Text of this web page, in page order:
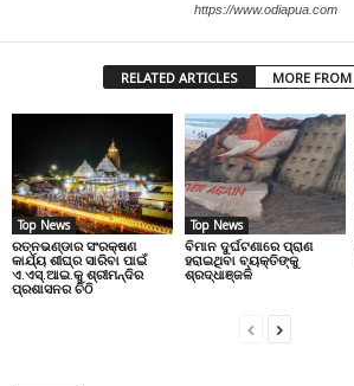
https://www.odiapua.com
RELATED ARTICLES MORE
Top News
ରତ୍ନଭଣ୍ଡାର ସଂରକ୍ଷଣ
କାର୍ଯ୍ୟ ଶୀଘ୍ର ସାରିବା ପାଇଁ
ଏ.ଏସ୍.ଆଇ.କୁ ଶ୍ରୀମନ୍ଦିର
ପ୍ରଶାସନର ଚିଠି
Top News
ବିମାନ ଦୁର୍ଘଟଣାରେ ପ୍ରାଣ
ହରାଇଥିବା ବ୍ୟକ୍ତିଙ୍କୁ
ଶ୍ରଦ୍ଧାଞ୍ଜଳି